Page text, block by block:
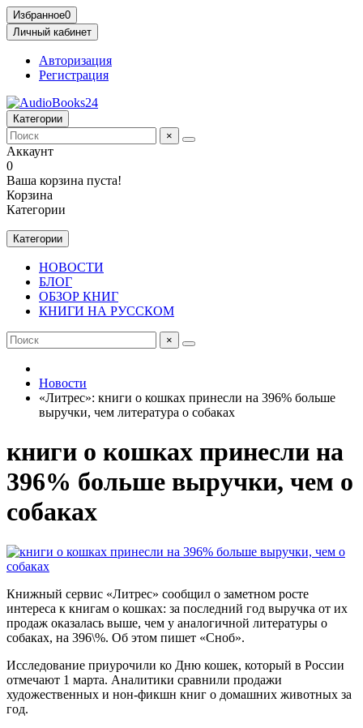
Избранное0
Личный кабинет
Авторизация
Регистрация
Категории
×
Аккаунт
0
Ваша корзина пуста!
Корзина
Категории
Категории
НОВОСТИ
БЛОГ
ОБЗОР КНИГ
КНИГИ НА РУССКОМ
×
Новости
«Литрес»: книги о кошках принесли на 396% больше
выручки, чем литература о собаках
книги о кошках принесли на
396% больше выручки, чем о
собаках
Книжный сервис «Литрес» сообщил о заметном росте
интереса к книгам о кошках: за последний год выручка от их
продаж оказалась выше, чем у аналогичной литературы о
собаках, на 396\%. Об этом пишет «Сноб».
Исследование приурочили ко Дню кошек, который в России
отмечают 1 марта. Аналитики сравнили продажи
художественных и нон-фикшн книг о домашних животных за
год.